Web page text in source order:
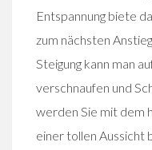
Entspannung biete
zum nächsten
Steigung kann man
verschnaufen und
werden Sie mit dem
einer tollen Aussicht